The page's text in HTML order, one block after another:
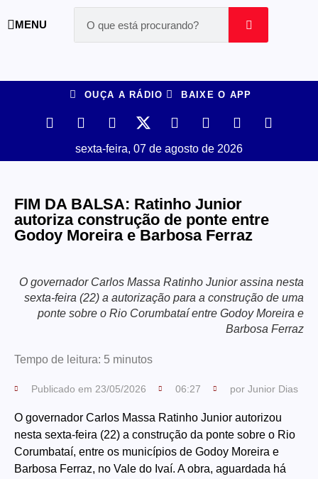
MENU
OUÇA A RÁDIO BAIXE O APP
sexta-feira, 07 de agosto de 2026
FIM DA BALSA: Ratinho Junior
autoriza construção de ponte entre
Godoy Moreira e Barbosa Ferraz
O governador Carlos Massa Ratinho Junior assina nesta
sexta-feira (22) a autorização para a construção de uma
ponte sobre o Rio Corumbataí entre Godoy Moreira e
Barbosa Ferraz
Tempo de leitura: 5 minutos
Publicado em 23/05/2026 06:27 por Junior Dias
O governador Carlos Massa Ratinho Junior autorizou
nesta sexta-feira (22) a construção da ponte sobre o Rio
Corumbataí, entre os municípios de Godoy Moreira e
Barbosa Ferraz, no Vale do Ivaí. A obra, aguardada há